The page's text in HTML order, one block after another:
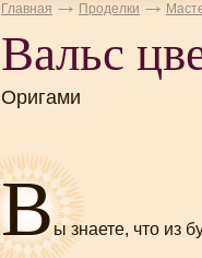
Главная Проделки
Вальс
Оригами
Вы знаете, что из